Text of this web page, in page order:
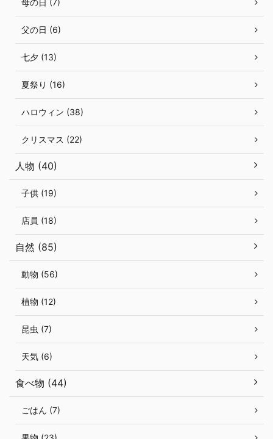
父の日 (6)
七夕 (13)
夏祭り (16)
ハロウィン (38)
クリスマス (22)
人物 (40)
子供 (19)
店員 (18)
自然 (85)
動物 (56)
植物 (12)
昆虫 (7)
天気 (6)
食べ物 (44)
ごはん (7)